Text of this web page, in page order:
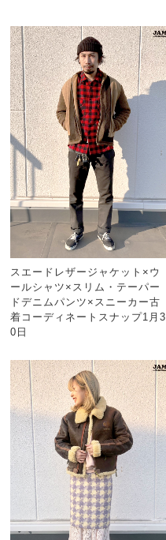
スエードレザージャケット×ウ
ールシャツ×スリム・テーパー
ドデニムパンツ×スニーカー古
着コーディネートスナップ1月3
0日